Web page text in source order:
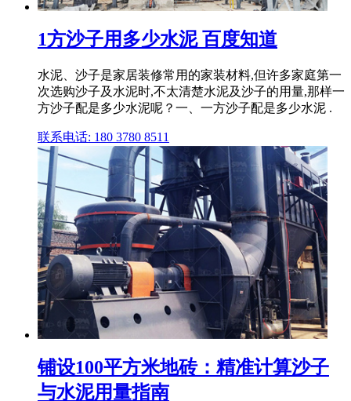
1方沙子用多少水泥 百度知道
水泥、沙子是家居装修常用的家装材料,但许多家庭第一
次选购沙子及水泥时,不太清楚水泥及沙子的用量,那样一
方沙子配是多少水泥呢？一、一方沙子配是多少水泥 .
联系电话: 180 3780 8511
铺设100平方米地砖：精准计算沙子
与水泥用量指南